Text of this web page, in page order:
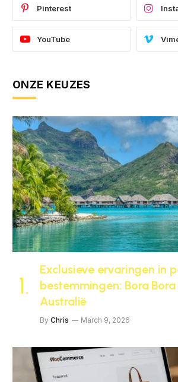
Pinterest
YouTube
ONZE KEUZES
Exclusieve ervaringen in
bestemmingen: Bora Bora
Australië
By Chris March 9, 2026